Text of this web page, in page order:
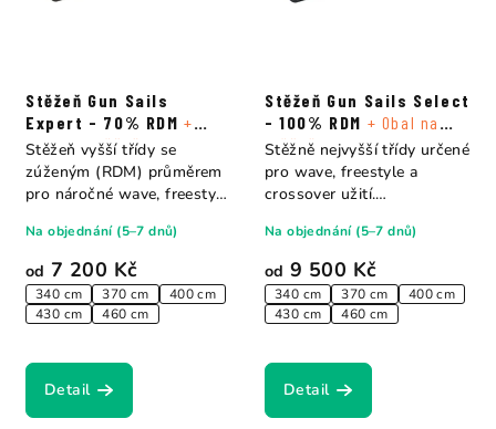
Stěžeň Gun Sails
Expert - 70% RDM+
Obal na stěžeň
od 7 200 Kč
340 cm 370 cm
400 cm
430 cm
460 cm
Na objednání (5–7 dnů)
Detail
Stěžeň vyšší třídy se
zúženým (RDM) průměrem
pro náročné wave, freestyle
Stěžeň Gun Sails Select
- 100% RDM + Obal na
stěžeň
od 9 500 Kč
340 cm 370 cm
400 cm
430 cm
460 cm
Na objednání (5–7 dnů)
Detail
Stěžně nejvyšší třídy určené
pro wave, freestyle a
crossover užití.